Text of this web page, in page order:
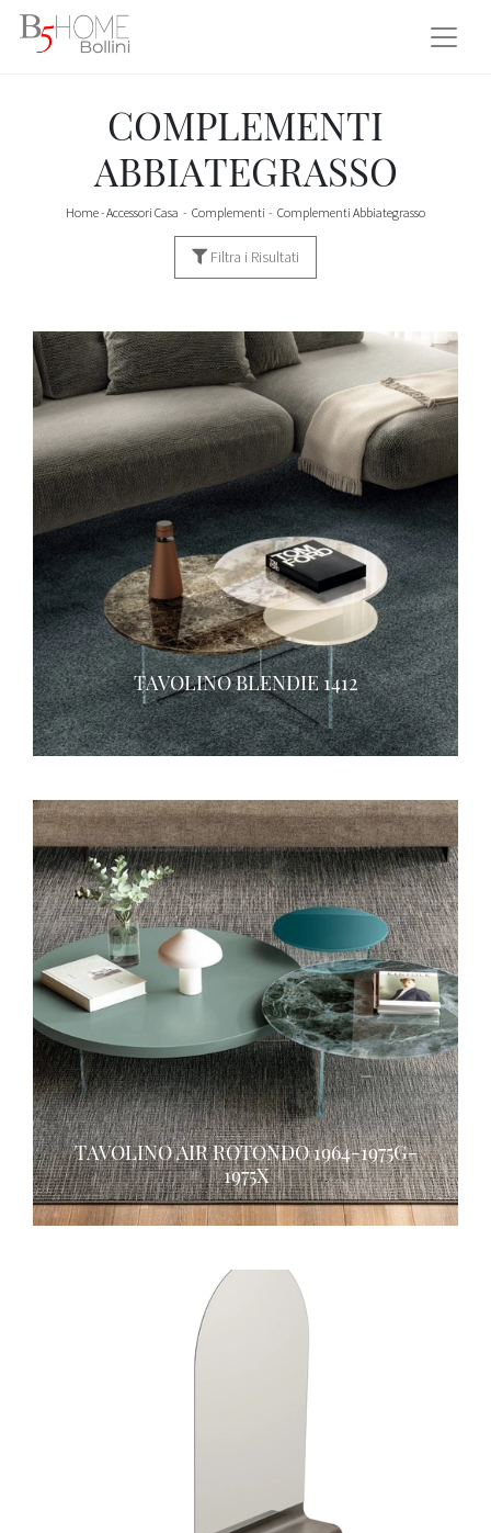
COMPLEMENTI
ABBIATEGRASSO
Home-Accessori Casa - Complementi - Complementi Abbiategrasso
Filtra i Risultati
TAVOLINO BLENDIE 1412
TAVOLINO AIR ROTONDO 1964-1975G-
1975X